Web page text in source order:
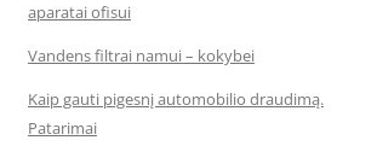
aparatai ofisui
Vandens filtrai namui – kokybei
Kaip gauti pigesnį automobilio draudimą.
Patarimai